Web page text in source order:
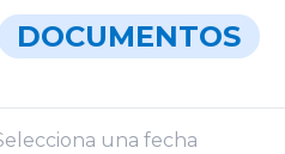
DOCUMENTOS